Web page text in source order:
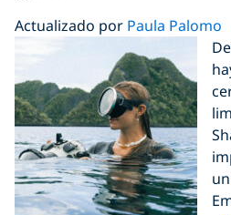
Actualizado por Paula Palomo